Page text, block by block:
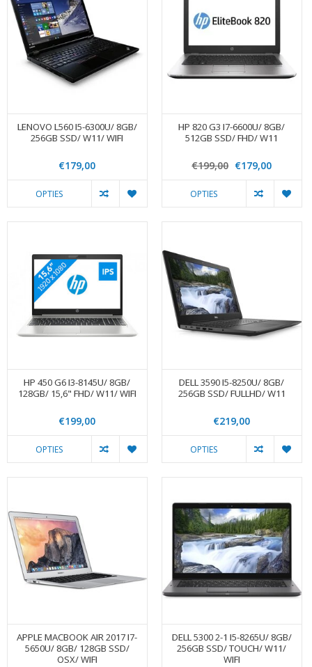
LENOVO L560 I5-6300U/ 8GB/
256GB SSD/ W11/ WIFI
€179,00
OPTIES
HP 820 G3 I7-6600U/ 8GB/
512GB SSD/ FHD/ W11
€199,00 €179,00
OPTIES
HP 450 G6 I3-8145U/ 8GB/
128GB/ 15,6" FHD/ W11/ WIFI
€199,00
OPTIES
DELL 3590 I5-8250U/ 8GB/
256GB SSD/ FULLHD/ W11
€219,00
OPTIES
APPLE MACBOOK AIR 2017 I7-
5650U/ 8GB/ 128GB SSD/
OSX/ WIFI
DELL 5300 2-1 I5-8265U/ 8GB/
256GB SSD/ TOUCH/ W11/
WIFI